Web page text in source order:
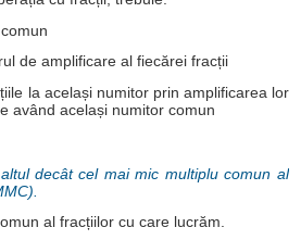
de amplificare al fiecărei fracții
la același numitor prin amplificarea lor
având același numitor comun
decât cel mai mic multiplu comun al
al fracțiilor cu care lucrăm.